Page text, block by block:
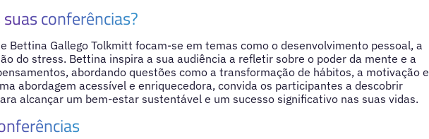
conferências?
Bettina Gallego Tolkmitt focam-se em temas como o desenvolvimento pessoal, a
do stress. Bettina inspira a sua audiência a refletir sobre o poder da mente e a
abordando questões como a transformação de hábitos, a motivação e
abordagem acessível e enriquecedora, convida os participantes a descobrir
alcançar um bem-estar sustentável e um sucesso significativo nas suas vidas.